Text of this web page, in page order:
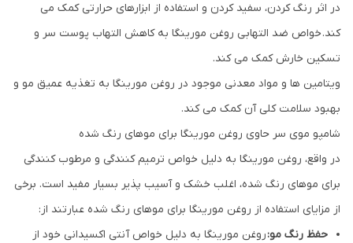
در اثر رنگ کردن، سفید کردن و استفاده از ابزارهای حرارتی کمک می
کند. خواص ضد التهابی روغن مورینگا به کاهش التهاب پوست سر و
تسکین خارش کمک می کند.
ویتامین ها و مواد معدنی موجود در روغن مورینگا به تغذیه عمیق مو و
بهبود سلامت کلی آن کمک می کند.
شامپو موی سر حاوی روغن مورینگا برای موهای رنگ شده
در واقع، روغن مورینگا به دلیل خواص ترمیم کنندگی و مرطوب کنندگی
برای موهای رنگ شده، اغلب خشک و آسیب پذیر بسیار مفید است. برخی
از مزایای استفاده از روغن مورینگا برای موهای رنگ شده عبارتند از:
حفظ رنگ مو:روغن مورینگا به دلیل خواص آنتی اکسیدانی خود از